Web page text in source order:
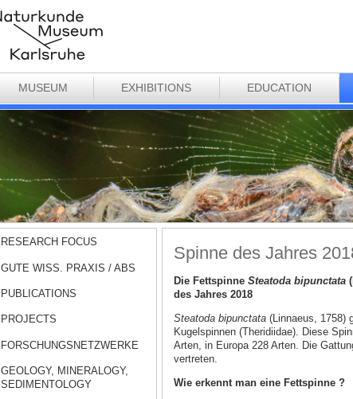
MUSEUM EXHIBITIONS EDUCATION
RESEARCH FOCUS
GUTE WISS. PRAXIS / ABS
PUBLICATIONS
PROJECTS
FORSCHUNGSNETZWERKE
GEOLOGY, MINERALOGY,
SEDIMENTOLOGY
Spinne des Jahres
Die Fettspinne Steatoda bipunctata
des Jahres 2018
Steatoda bipunctata(Linnaeus, 1758)
Kugelspinnen (Theridiidae). Diese
Arten, in Europa 228 Arten. Die
vertreten.
Wie erkennt man eine Fettspinne ?